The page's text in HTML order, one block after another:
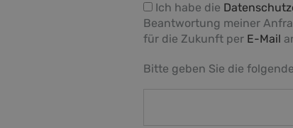
Ich habe die
Beantwortung meiner
für die Zukunft per E-Mail
Bitte geben Sie die